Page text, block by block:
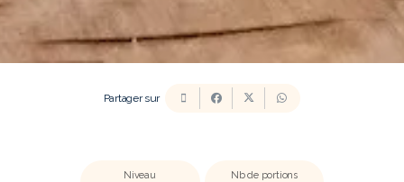
Partager sur
Niveau Nb de portions